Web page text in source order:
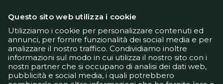
Informativa Privacy
Informativa Cookie
Tech App
Gestione preferenze
Questo sito web utilizza i cookie
Utilizziamo i cookie per personalizzare contenuti ed
annunci, per fornire funzionalità dei social media e per
analizzare il nostro traffico. Condividiamo inoltre
informazioni sul modo in cui utilizza il nostro sito con i
nostri partner che si occupano di analisi dei dati web,
pubblicità e social media, i quali potrebbero